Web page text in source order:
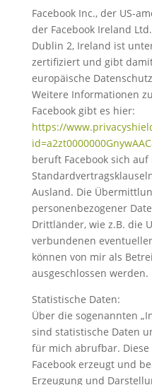
Facebook Inc., der US-
der Facebook Ireland
Dublin 2, Ireland ist
zertifiziert und gibt
europäische
Weitere Informationen
Facebook gibt es hier:
https://
beruft Facebook sich auf
Ausland. Die
personenbezogener
Drittländer, wie z.B. die
verbundenen
können von mir als
ausgeschlossen werden.
Statistische Daten:
Über die sogenannten
sind statistische Daten
für mich abrufbar.
Facebook erzeugt und
Erzeugung und